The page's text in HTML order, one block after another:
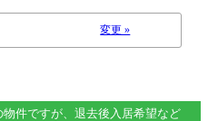
変更 »
物件ですが、退去後入居希望など